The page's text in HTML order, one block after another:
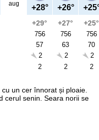
aug +28°
+29°
756
57
2
2
+26°
+27°
756
63
2
2
+25°
756
70
2
2
un cer înnorat și ploaie.
cerul senin. Seara norii se